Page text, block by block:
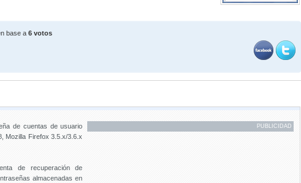
base a 6 votos
PUBLICIDAD
de cuentas de usuario
Mozilla Firefox 3.5.x/3.6.x
de recuperación de
almacenadas en